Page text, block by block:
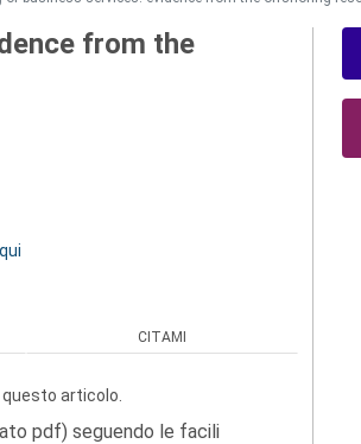
from the
CITAMI
articolo.
pdf) seguendo le facili